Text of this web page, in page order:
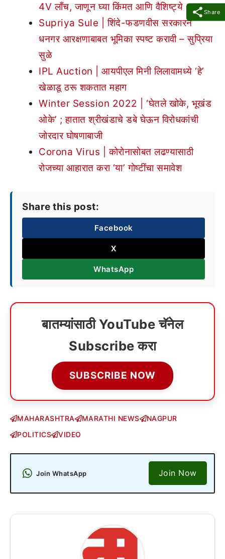
Share
4V लाँच, जाणून घ्या किंमत आणि वैशिष्ट्ये
Supriya Sule | शिंदे-फडणवीस सरकारने
धनगर आरक्षणाबाबत भूमिका स्पष्ट करावी – सुप्रिया
सुळे
IPL Auction | आयपीएल मिनी लिलावामध्ये ‘हे’
खेळाडू ठरू शकतात महाग
Winter Session 2022 | ‘घेतले खोके, भूखंड
ओके’ ; हातात श्रीखंडाचे डबे घेऊन विरोधकांची
जोरदार घोषणाबाजी
Corona Virus | कोरोनासोबत लढण्यासाठी
रोजच्या आहारात करा ‘या’ गोष्टींचा समावेश
Share this post:
Facebook
X
WhatsApp
बातम्यांसाठी YouTube चॅनेल
Subscribe करा
SUBSCRIBE NOW
MAHARASHTRA MARATHI NEWS
NAGPUR
POLITICS
VIDEO
Join WhatsApp Join Now